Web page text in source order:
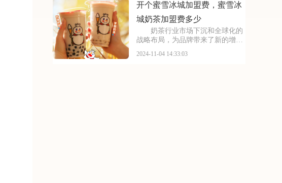
让您全面了解加盟流程
开个蜜雪冰城加盟费，蜜雪冰
城奶茶加盟费多少
奶茶行业市场下沉和全球化的
战略布局，为品牌带来了新的增长
展海外市场。其全球化的视野和本
2024-11-04 14:33:03